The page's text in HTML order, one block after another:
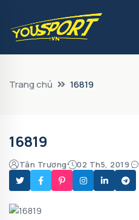
Trang chủ 16819
16819
Tân Trương 02 Th5, 2019